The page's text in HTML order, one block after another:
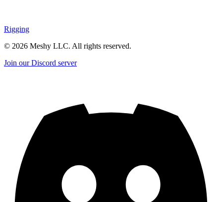
Rigging
© 2026 Meshy LLC. All rights reserved.
Join our Discord server